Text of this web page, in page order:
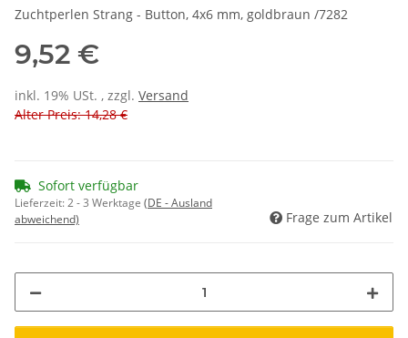
Zuchtperlen Strang - Button, 4x6 mm, goldbraun /7282
9,52 €
inkl. 19% USt. , zzgl. Versand
Alter Preis: 14,28 €
Sofort verfügbar
Lieferzeit:2 - 3 Werktage (DE - Ausland
abweichend)
Frage zum Artikel